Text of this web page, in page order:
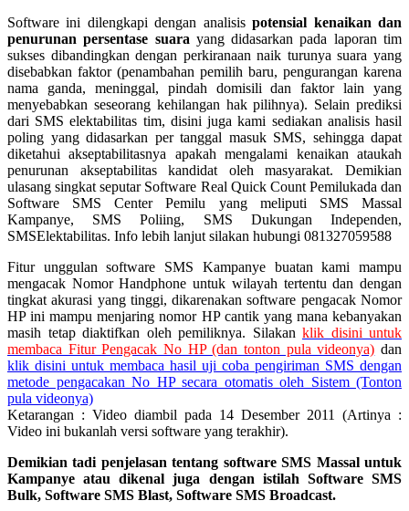
Software ini dilengkapi dengan analisispotensial kenaikan dan
penurunan persentase suara yang didasarkan pada laporan tim
sukses dibandingkan dengan perkiranaan naik turunya suara yang
disebabkan faktor (penambahan pemilih baru, pengurangan karena
nama ganda, meninggal, pindah domisili dan faktor lain yang
menyebabkan seseorang kehilangan hak pilihnya). Selain prediksi
dari SMS elektabilitas tim, disini juga kami sediakan analisis hasil
poling yang didasarkan per tanggal masuk SMS, sehingga dapat
diketahui akseptabilitasnya apakah mengalami kenaikan ataukah
penurunan akseptabilitas kandidat oleh masyarakat. Demikian
ulasang singkat seputar Software Real Quick Count Pemilukada dan
Software SMS Center Pemilu yang meliputi SMS Massal
Kampanye, SMS Poliing, SMS Dukungan Independen,
SMSElektabilitas. Info lebih lanjut silakan hubungi 081327059588
Fitur unggulan software SMS Kampanye buatan kami mampu
mengacak Nomor Handphone untuk wilayah tertentu dan dengan
tingkat akurasi yang tinggi, dikarenakan software pengacak Nomor
HP ini mampu menjaring nomor HP cantik yang mana kebanyakan
masih tetap diaktifkan oleh pemiliknya. Silakan klik disini untuk
membaca Fitur Pengacak No HP (dan tonton pula videonya) dan
klik disini untuk membaca hasil uji coba pengiriman SMS dengan
metode pengacakan No HP secara otomatis oleh Sistem (Tonton
pula videonya)
Ketarangan : Video diambil pada 14 Desember 2011 (Artinya :
Video ini bukanlah versi software yang terakhir).
Demikian tadi penjelasan tentang software SMS Massal untuk
Kampanye atau dikenal juga dengan istilah Software SMS
Bulk, Software SMS Blast, Software SMS Broadcast.